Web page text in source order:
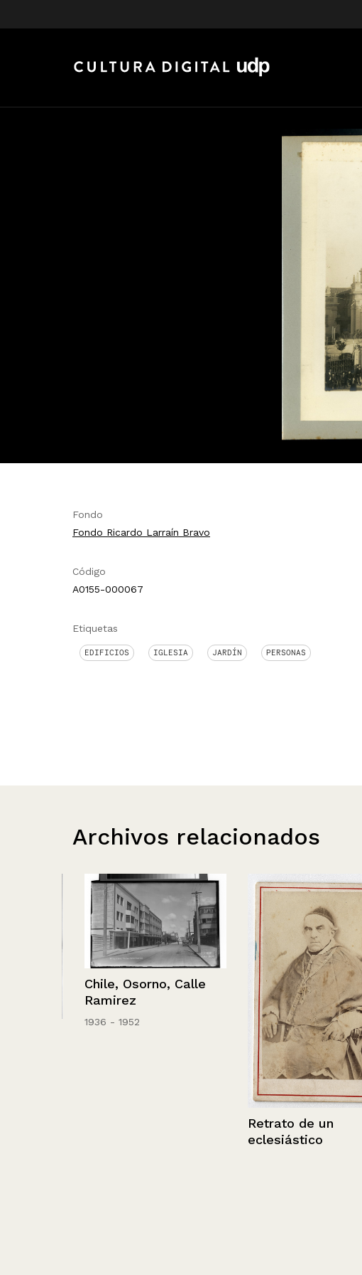
Fondo
Fondo Ricardo Larraín Bravo
Código
A0155-000067
Etiquetas
EDIFICIOS IGLESIA JARDÍN PERSONAS
Archivos relacionados
Chile, Osorno, Calle
Ramirez
1936 - 1952
Retrato de un
eclesiástico